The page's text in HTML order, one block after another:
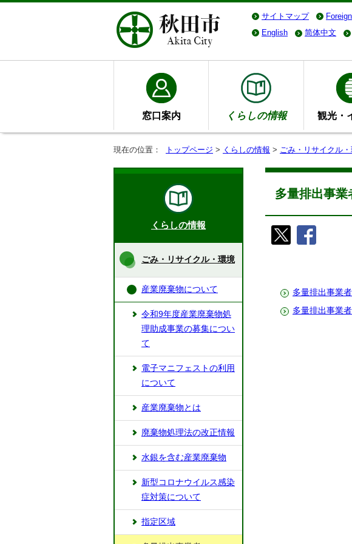
サイトマップ
English
简体中文
窓口案内 くらしの情報 観光・
現在の位置： トップページ > くらしの情報 > ごみ・リサイクル
多量排出事業
多量排出事業
多量排出事業
くらしの情報
ごみ・リサイクル・環境
産業廃棄物について
令和9年度産業廃棄物処
理助成事業の募集につい
て
電子マニフェストの利用
について
産業廃棄物とは
廃棄物処理法の改正情報
水銀を含む産業廃棄物
新型コロナウイルス感染
症対策について
指定区域